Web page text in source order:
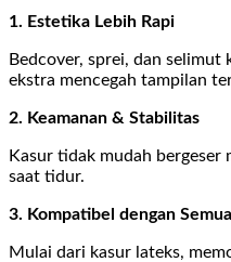
1. Estetika Lebih Rapi
Bedcover, sprei, dan selimut
ekstra mencegah tampilan
2. Keamanan & Stabilitas
Kasur tidak mudah bergeser
saat tidur.
3. Kompatibel dengan
Mulai dari kasur lateks,